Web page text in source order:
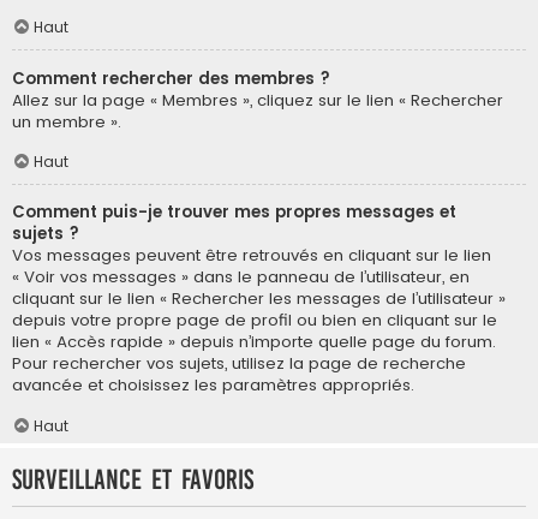
Haut
Comment rechercher des membres ?
Allez sur la page « Membres », cliquez sur le lien « Rechercher
un membre ».
Haut
Comment puis-je trouver mes propres messages et
sujets ?
Vos messages peuvent être retrouvés en cliquant sur le lien
« Voir vos messages » dans le panneau de l’utilisateur, en
cliquant sur le lien « Rechercher les messages de l’utilisateur »
depuis votre propre page de profil ou bien en cliquant sur le
lien « Accès rapide » depuis n’importe quelle page du forum.
Pour rechercher vos sujets, utilisez la page de recherche
avancée et choisissez les paramètres appropriés.
Haut
Surveillance et favoris